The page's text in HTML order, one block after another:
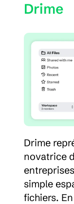
Drime
Drime
novatrice
simple
fichiers.